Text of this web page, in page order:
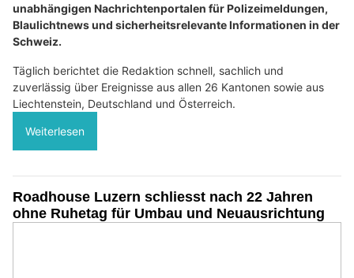
unabhängigen Nachrichtenportalen für Polizeimeldungen,
Blaulichtnews und sicherheitsrelevante Informationen in der
Schweiz.
Täglich berichtet die Redaktion schnell, sachlich und
zuverlässig über Ereignisse aus allen 26 Kantonen sowie aus
Liechtenstein, Deutschland und Österreich.
Weiterlesen
Roadhouse Luzern schliesst nach 22 Jahren
ohne Ruhetag für Umbau und Neuausrichtung